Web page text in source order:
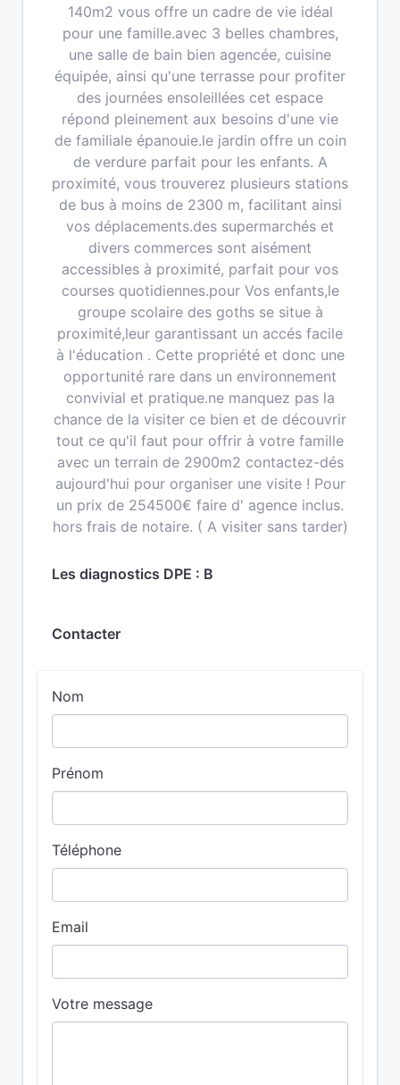
140m2 vous offre un cadre de vie idéal
pour une famille.avec 3 belles chambres,
une salle de bain bien agencée, cuisine
équipée, ainsi qu'une terrasse pour profiter
des journées ensoleillées cet espace
répond pleinement aux besoins d'une vie
de familiale épanouie.le jardin offre un coin
de verdure parfait pour les enfants. A
proximité, vous trouverez plusieurs stations
de bus à moins de 2300 m, facilitant ainsi
vos déplacements.des supermarchés et
divers commerces sont aisément
accessibles à proximité, parfait pour vos
courses quotidiennes.pour Vos enfants,le
groupe scolaire des goths se situe à
proximité,leur garantissant un accés facile
à l'éducation . Cette propriété et donc une
opportunité rare dans un environnement
convivial et pratique.ne manquez pas la
chance de la visiter ce bien et de découvrir
tout ce qu'il faut pour offrir à votre famille
avec un terrain de 2900m2 contactez-dés
aujourd'hui pour organiser une visite ! Pour
un prix de 254500€ faire d' agence inclus.
hors frais de notaire. ( A visiter sans tarder)
Les diagnostics DPE : B
Contacter
Nom
Prénom
Téléphone
Email
Votre message